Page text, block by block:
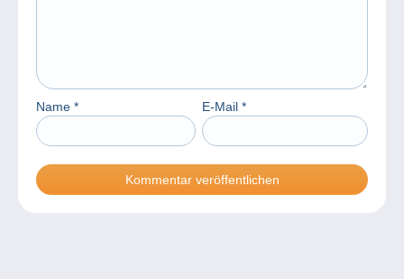
Name * E-Mail *